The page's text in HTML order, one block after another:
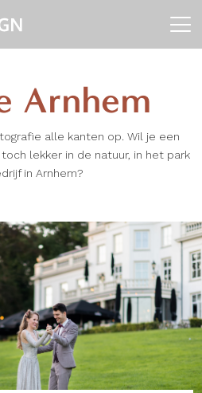
Arnhem
alle kanten op. Wil je een
lekker in de natuur, in het park
in Arnhem?